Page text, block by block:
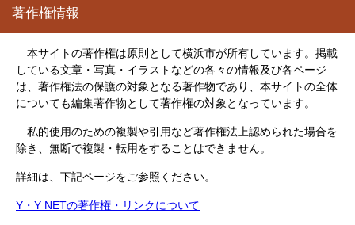
著作権情報
本サイトの著作権は原則として横浜市が所有しています。掲載
している文章・写真・イラストなどの各々の情報及び各ページ
は、著作権法の保護の対象となる著作物であり、本サイトの全体
についても編集著作物として著作権の対象となっています。
私的使用のための複製や引用など著作権法上認められた場合を
除き、無断で複製・転用をすることはできません。
詳細は、下記ページをご参照ください。
Y・Y NETの著作権・リンクについて